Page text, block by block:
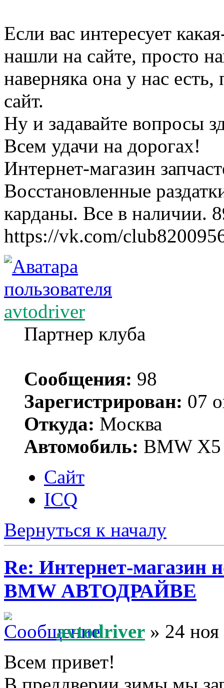
Если вас интересует
нашли на сайте, просто
наверняка она у нас
сайт.
Ну и задавайте вопросы
Всем удачи на дорогах!
Интернет-магазин
Восстановленные
карданы. Все в наличии.
https://vk.com/
avtodriver
Партнер клуба
Сообщения: 98
Зарегистрирован: 07
Откуда: Москва
Автомобиль: BMW X5
Сайт
ICQ
Вернуться к началу
Re: Интернет-магазин
BMW АВТОДРАЙВЕ
avtodriver » 24
Всем привет!